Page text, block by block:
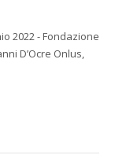
2022 - Fondazione
D’Ocre Onlus,